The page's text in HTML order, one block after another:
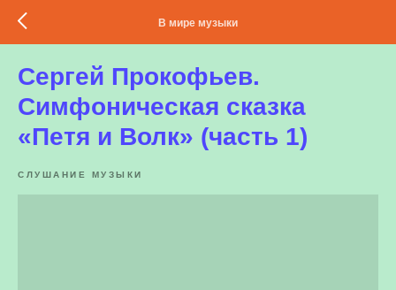
В мире музыки
Сергей Прокофьев.
Симфоническая сказка
«Петя и Волк» (часть 1)
СЛУШАНИЕ МУЗЫКИ